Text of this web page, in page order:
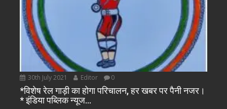
30th July 2021 Editor 0
*विशेष रेल गाड़ी का होगा परिचालन, हर खबर पर पैनी नजर।
* इंडिया पब्लिक न्यूज…